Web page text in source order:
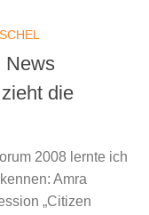
News
die
2008 lernte ich
Amra
„Citizen